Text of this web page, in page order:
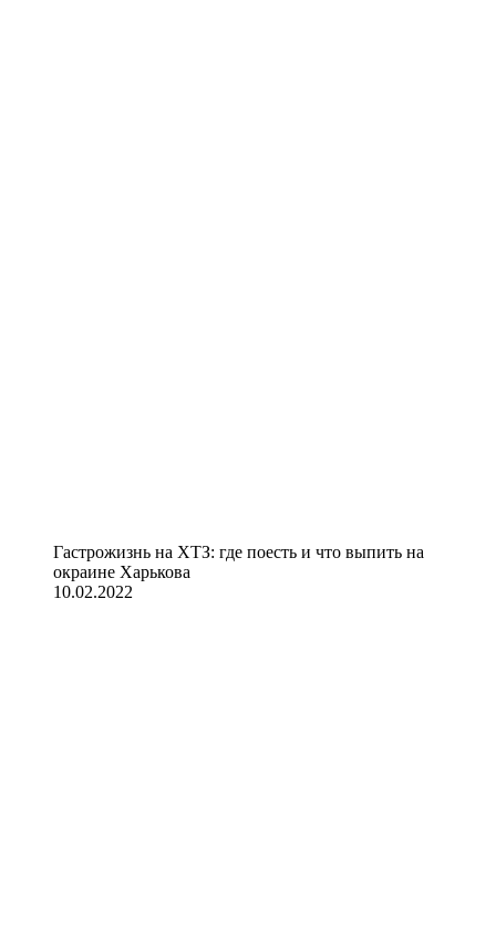
Гастрожизнь на ХТЗ: где поесть и что выпить на
окраине Харькова
10.02.2022